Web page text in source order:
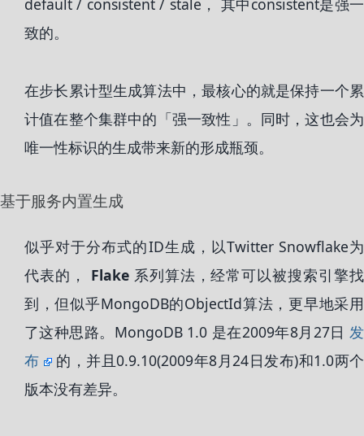
default / consistent / stale， 其中consistent是强一
致的。
在步长累计型生成算法中，最核心的就是保持一个累
计值在整个集群中的「强一致性」。同时，这也会为
唯一性标识的生成带来新的形成瓶颈。
基于服务内置生成
似乎对于分布式的ID生成，以Twitter Snowflake为
代表的， Flake系列算法，经常可以被搜索引擎找
到，但似乎MongoDB的ObjectId算法，更早地采用
了这种思路。MongoDB 1.0 是在2009年8月27日 发
布
的，并且0.9.10(2009年8月24日发布)和1.0两个
版本没有差异。